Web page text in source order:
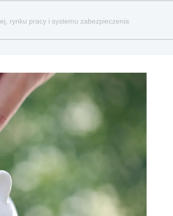
rynku pracy i systemu zabezpieczenia